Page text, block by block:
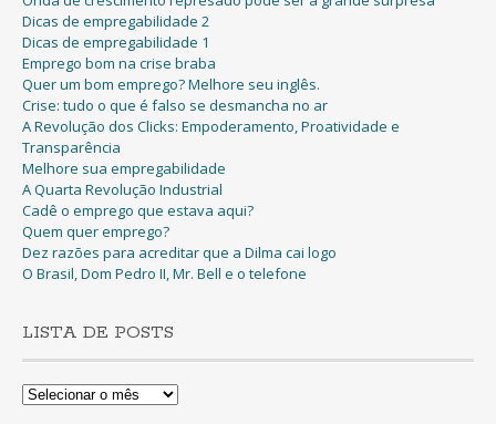
Dicas de empregabilidade 2
Dicas de empregabilidade 1
Emprego bom na crise braba
Quer um bom emprego? Melhore seu inglês.
Crise: tudo o que é falso se desmancha no ar
A Revolução dos Clicks: Empoderamento, Proatividade e
Transparência
Melhore sua empregabilidade
A Quarta Revolução Industrial
Cadê o emprego que estava aqui?
Quem quer emprego?
Dez razões para acreditar que a Dilma cai logo
O Brasil, Dom Pedro II, Mr. Bell e o telefone
LISTA DE POSTS
Lista